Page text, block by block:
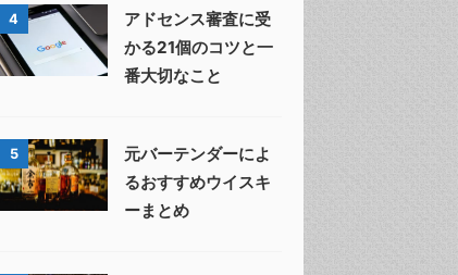
4
アドセンス審査に受
かる21個のコツと一
番大切なこと
5
元バーテンダーによ
るおすすめウイスキ
ーまとめ